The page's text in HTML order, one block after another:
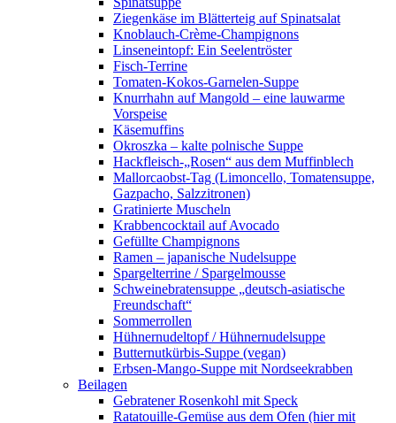
Ziegenkäse im Blätterteig auf Spinatsalat
Knoblauch-Crème-Champignons
Linseneintopf: Ein Seelentröster
Fisch-Terrine
Tomaten-Kokos-Garnelen-Suppe
Knurrhahn auf Mangold – eine lauwarme
Vorspeise
Käsemuffins
Okroszka – kalte polnische Suppe
Hackfleisch-„Rosen“ aus dem Muffinblech
Mallorcaobst-Tag (Limoncello, Tomatensuppe,
Gazpacho, Salzzitronen)
Gratinierte Muscheln
Krabbencocktail auf Avocado
Gefüllte Champignons
Ramen – japanische Nudelsuppe
Spargelterrine / Spargelmousse
Schweinebratensuppe „deutsch-asiatische
Freundschaft“
Sommerrollen
Hühnernudeltopf / Hühnernudelsuppe
Butternutkürbis-Suppe (vegan)
Erbsen-Mango-Suppe mit Nordseekrabben
Beilagen
Gebratener Rosenkohl mit Speck
Ratatouille-Gemüse aus dem Ofen (hier mit